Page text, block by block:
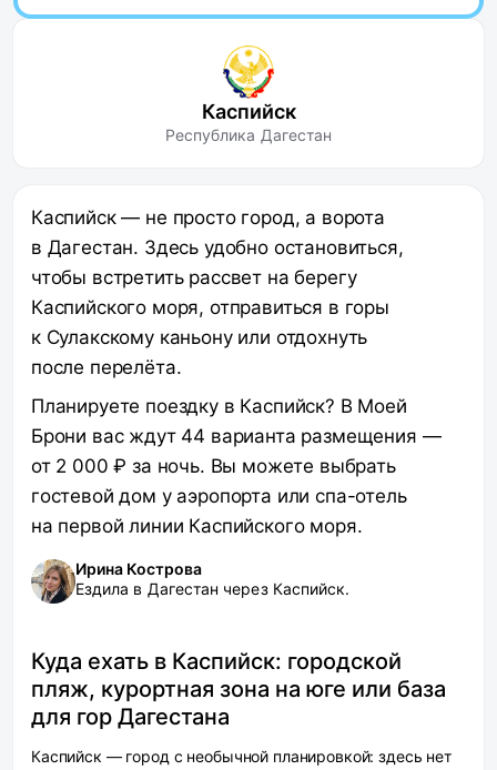
Каспийск
Республика Дагестан
Каспийск — не просто город, а ворота
в Дагестан. Здесь удобно остановиться,
чтобы встретить рассвет на берегу
Каспийского моря, отправиться в горы
к Сулакскому каньону или отдохнуть
после перелёта.
Планируете поездку в Каспийск? В Моей
Брони вас ждут 44 варианта размещения —
от 2 000 ₽ за ночь. Вы можете выбрать
гостевой дом у аэропорта или спа-отель
на первой линии Каспийского моря.
Ирина Кострова
Ездила в Дагестан через Каспийск.
Куда ехать в Каспийск: городской
пляж, курортная зона на юге или база
для гор Дагестана
Каспийск — город с необычной планировкой: здесь нет